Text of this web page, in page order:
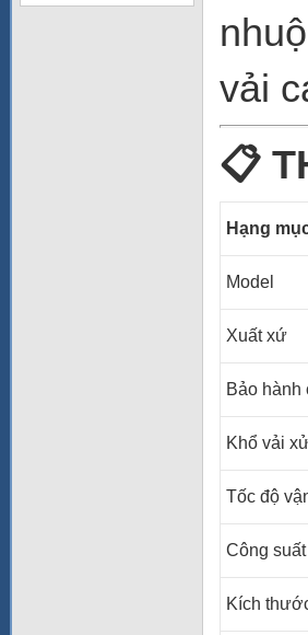
vải
📋
Hạng
Model
Xuất xứ
Bảo hành
Khổ vải
Tốc độ
Công
Kích